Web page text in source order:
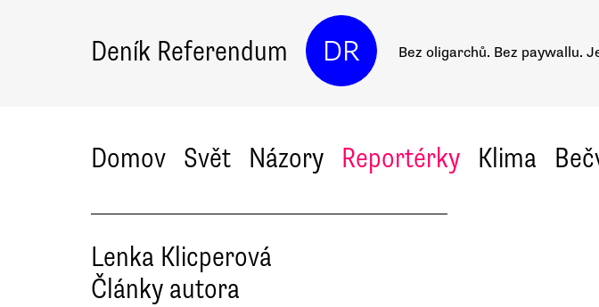
Deník Referendum DR Bez oligarchů. Bez paywallu.
Domov Svět Názory Reportérky Klima
Lenka Klicperová
Články autora